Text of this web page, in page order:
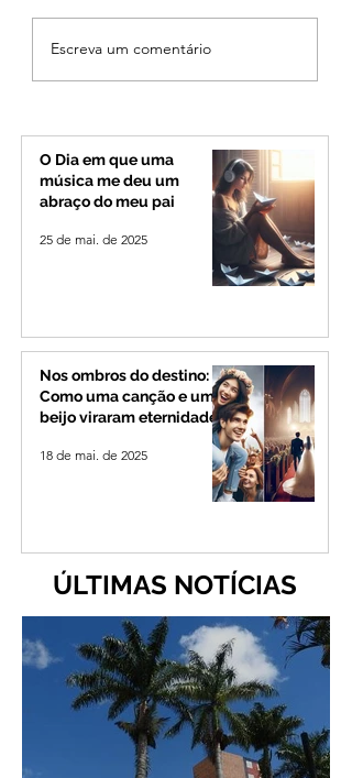
Fechamento da Ponte
Quinca Mariano muda
rotina de turistas e
Minas e Goiás
Escreva um comentário
O Dia em que uma
música me deu um
abraço do meu pai
25 de mai. de 2025
Nos ombros do destino:
Como uma canção e um
beijo viraram eternidade
18 de mai. de 2025
ÚLTIMAS NOTÍCIAS